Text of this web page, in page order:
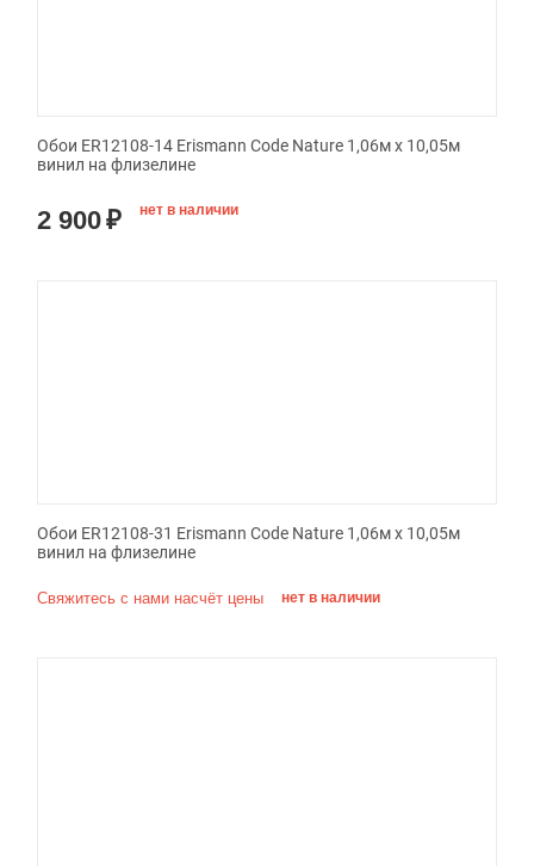
Обои ER12108-14 Erismann Code Nature 1,06м х 10,05м
винил на флизелине
2 900₽ нет в наличии
Обои ER12108-31 Erismann Code Nature 1,06м х 10,05м
винил на флизелине
Свяжитесь с нами насчёт цены нет в наличии